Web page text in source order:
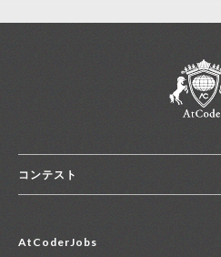
コンテスト
コンテスト一覧
AtCoderJobs